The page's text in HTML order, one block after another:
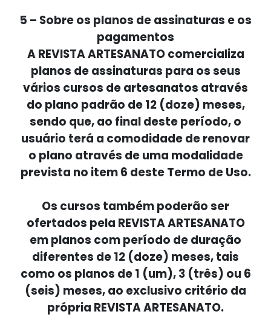
5 – Sobre os planos de assinaturas e os
pagamentos
A REVISTA ARTESANATO comercializa
planos de assinaturas para os seus
vários cursos de artesanatos através
do plano padrão de 12 (doze) meses,
sendo que, ao final deste período, o
usuário terá a comodidade de renovar
o plano através de uma modalidade
prevista no item 6 deste Termo de Uso.
Os cursos também poderão ser
ofertados pela REVISTA ARTESANATO
em planos com período de duração
diferentes de 12 (doze) meses, tais
como os planos de 1 (um), 3 (três) ou 6
(seis) meses, ao exclusivo critério da
própria REVISTA ARTESANATO.